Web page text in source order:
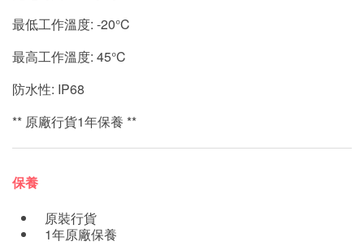
最低工作溫度: -20°C
最高工作溫度: 45°C
防水性: IP68
** 原廠行貨1年保養 **
保養
原裝行貨
1年原廠保養